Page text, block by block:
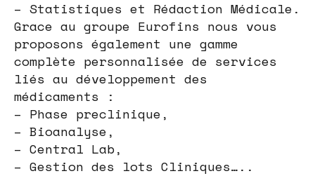
– Statistiques et Rédaction Médicale.
Grace au groupe Eurofins nous vous
proposons également une gamme
complète personnalisée de services
liés au développement des
médicaments :
– Phase preclinique,
– Bioanalyse,
– Central Lab,
– Gestion des lots Cliniques…..